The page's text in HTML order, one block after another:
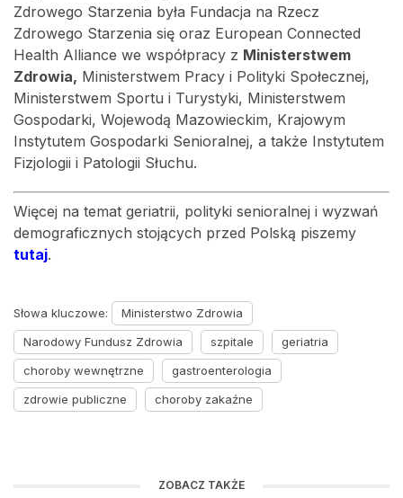
Zdrowego Starzenia była Fundacja na Rzecz
Zdrowego Starzenia się oraz European Connected
Health Alliance we współpracy z Ministerstwem
Zdrowia, Ministerstwem Pracy i Polityki Społecznej,
Ministerstwem Sportu i Turystyki, Ministerstwem
Gospodarki, Wojewodą Mazowieckim, Krajowym
Instytutem Gospodarki Senioralnej, a także Instytutem
Fizjologii i Patologii Słuchu.
Więcej na temat geriatrii, polityki senioralnej i wyzwań
demograficznych stojących przed Polską piszemy
tutaj.
Słowa kluczowe:
Ministerstwo Zdrowia
Narodowy Fundusz Zdrowia
szpitale
geriatria
choroby wewnętrzne
gastroenterologia
zdrowie publiczne
choroby zakaźne
ZOBACZ TAKŻE